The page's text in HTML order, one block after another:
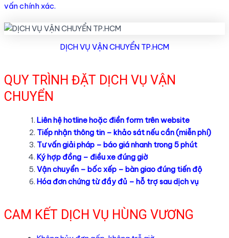
vấn chính xác.
DỊCH VỤ VẬN CHUYỂN TP.HCM
QUY TRÌNH ĐẶT DỊCH VỤ VẬN
CHUYỂN
Liên hệ hotline hoặc điền form trên website
Tiếp nhận thông tin – khảo sát nếu cần (miễn phí)
Tư vấn giải pháp – báo giá nhanh trong 5 phút
Ký hợp đồng – điều xe đúng giờ
Vận chuyển – bốc xếp – bàn giao đúng tiến độ
Hóa đơn chứng từ đầy đủ – hỗ trợ sau dịch vụ
CAM KẾT DỊCH VỤ HÙNG VƯƠNG